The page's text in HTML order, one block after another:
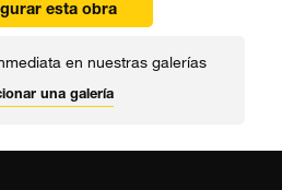
esta obra
en nuestras galerías
una galería